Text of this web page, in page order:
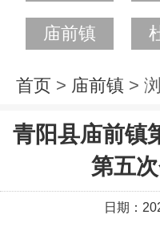
庙前镇
首页 > 庙前镇 >
青阳县庙前镇
第五
日期：